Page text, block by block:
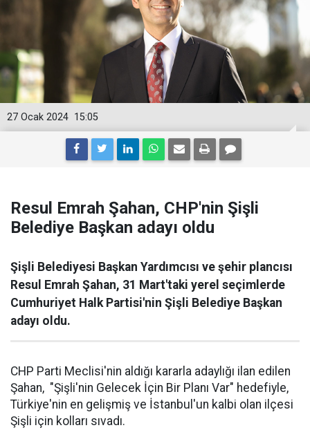
15:05
27 Ocak 2024
Resul Emrah Şahan, CHP'nin Şişli
Belediye Başkan adayı oldu
Şişli Belediyesi Başkan Yardımcısı ve şehir plancısı
Resul Emrah Şahan, 31 Mart'taki yerel seçimlerde
Cumhuriyet Halk Partisi'nin Şişli Belediye Başkan
adayı oldu.
CHP Parti Meclisi'nin aldığı kararla adaylığı ilan edilen
Şahan, "Şişli'nin Gelecek İçin Bir Planı Var" hedefiyle,
Türkiye'nin en gelişmiş ve İstanbul'un kalbi olan ilçesi
Şişli için kolları sıvadı.